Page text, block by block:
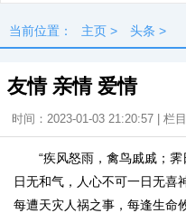
当前位置： 主页 > 头条 >
友情 亲情 爱情
时间：2023-01-03 21:20:57 | 栏目
“疾风怒雨，禽鸟戚戚；
日无和气，人心不可一日无喜
每遭天灾人祸之事，每逢生命